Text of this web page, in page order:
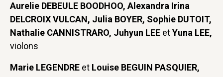
Aurelie DEBEULE BOODHOO, Alexandra Irina
DELCROIX VULCAN, Julia BOYER, Sophie DUTOIT,
Nathalie CANNISTRARO, Juhyun LEE etYuna LEE,
violons
Marie LEGENDRE et Louise BEGUIN PASQUIER,